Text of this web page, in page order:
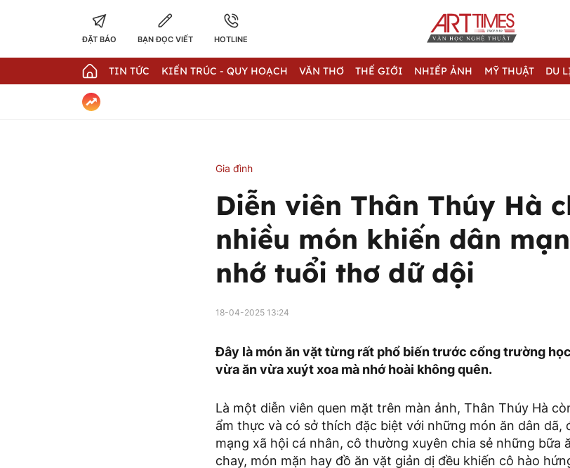
ĐẶT BÁO BẠN ĐỌC VIẾT HOTLINE
TIN TỨC KIẾN TRÚC - QUY HOẠCH VĂN THƠ THẾ GIỚI NHIẾP ẢNH MỸ THUẬT DU
Gia đình
Diễn viên Thân Thúy Hà
nhiều món khiến dân
nhớ tuổi thơ dữ dội
18-04-2025 13:24
Đây là món ăn vặt từng rất phổ biến trước cổng trường
vừa ăn vừa xuýt xoa mà nhớ hoài không quên.
Là một diễn viên quen mặt trên màn ảnh, Thân Thúy Hà
ẩm thực và có sở thích đặc biệt với những món ăn dân dã,
mạng xã hội cá nhân, cô thường xuyên chia sẻ những bữa
chay, món mặn hay đồ ăn vặt giản dị đều khiến cô hào